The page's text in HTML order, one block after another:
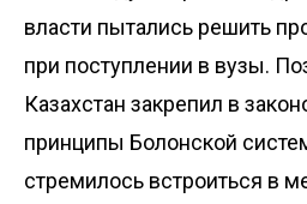
власти пытались решить
при поступлении в вузы.
Казахстан закрепил в
принципы Болонской
стремилось встроиться в